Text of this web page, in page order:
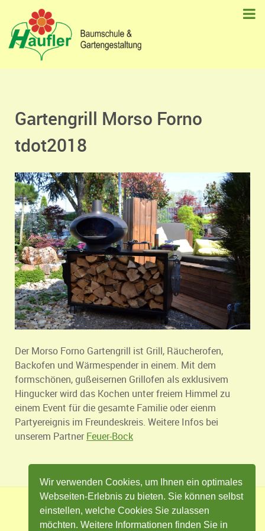
Wir verwenden Cookies, um Ihnen ein optimales
Webseiten-Erlebnis zu bieten. Sie können selbst
einstellen, welche Cookies Sie zulassen
möchten. Weitere Informationen finden Sie in
Gartengrill Morso Forno
tdot2018
Der Morso Forno Gartengrill ist Grill, Räucherofen,
Backofen und Wärmespender in einem. Mit dem
formschönen, gußeisernen Grillofen als exklusivem
Hingucker wird das Kochen unter freiem Himmel zu
einem Event für die gesamte Familie oder eienm
Partyereignis im Freundeskreis. Weitere Infos bei
unserem PartnerFeuer-Bock
ImpressumDatenschutzKontakt